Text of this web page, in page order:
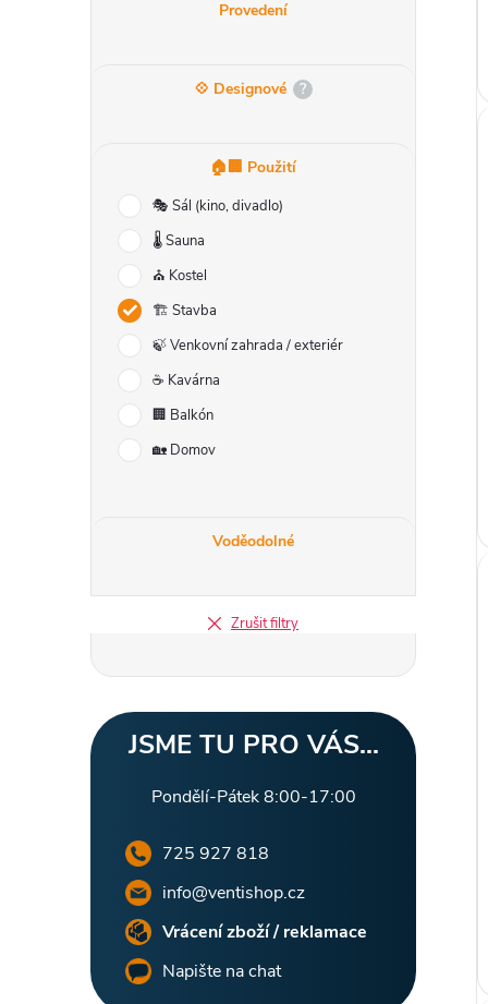
Provedení
💠 Designové ?
🏠🏢 Použití
🎭 Sál (kino, divadlo)
🌡️ Sauna
⛪ Kostel
🏗️ Stavba
🍃 Venkovní zahrada / exteriér
☕ Kavárna
🏢 Balkón
🏡 Domov
Voděodolné
Zrušit filtry
JSME TU PRO VÁS...
Pondělí-Pátek 8:00-17:00
725 927 818
info@ventishop.cz
Vrácení zboží / reklamace
Napište na chat